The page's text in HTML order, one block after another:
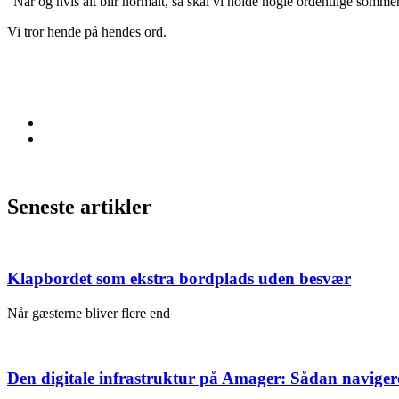
Vi tror hende på hendes ord.
Seneste artikler
Klapbordet som ekstra bordplads uden besvær
Når gæsterne bliver flere end
Den digitale infrastruktur på Amager: Sådan